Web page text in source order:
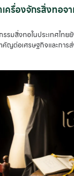
เครื่องจักรสิ่งทอจ
รรมสิ่งทอในประเทศไท
คัญต่อเศรษฐกิจและการส่